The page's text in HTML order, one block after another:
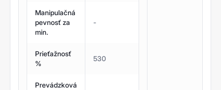
Manipulačná
pevnosť za
min.
-
Prieťažnosť
%
530
Prevádzková